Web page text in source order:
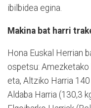
ibilbidea egina.
Makina bat harri
Hona Euskal Herrian
ospetsu: Amezketako
eta, Altziko Harria 140
Aldaba Harria (130,3